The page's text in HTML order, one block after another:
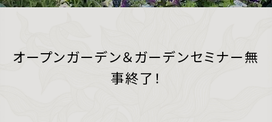
オープンガーデン＆ガーデンセミナー無
事終了！